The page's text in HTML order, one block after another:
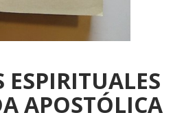
APOSTÓLICA